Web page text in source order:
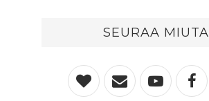
SEURAA MIUTA